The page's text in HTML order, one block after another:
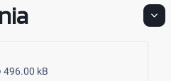
496.00 kB